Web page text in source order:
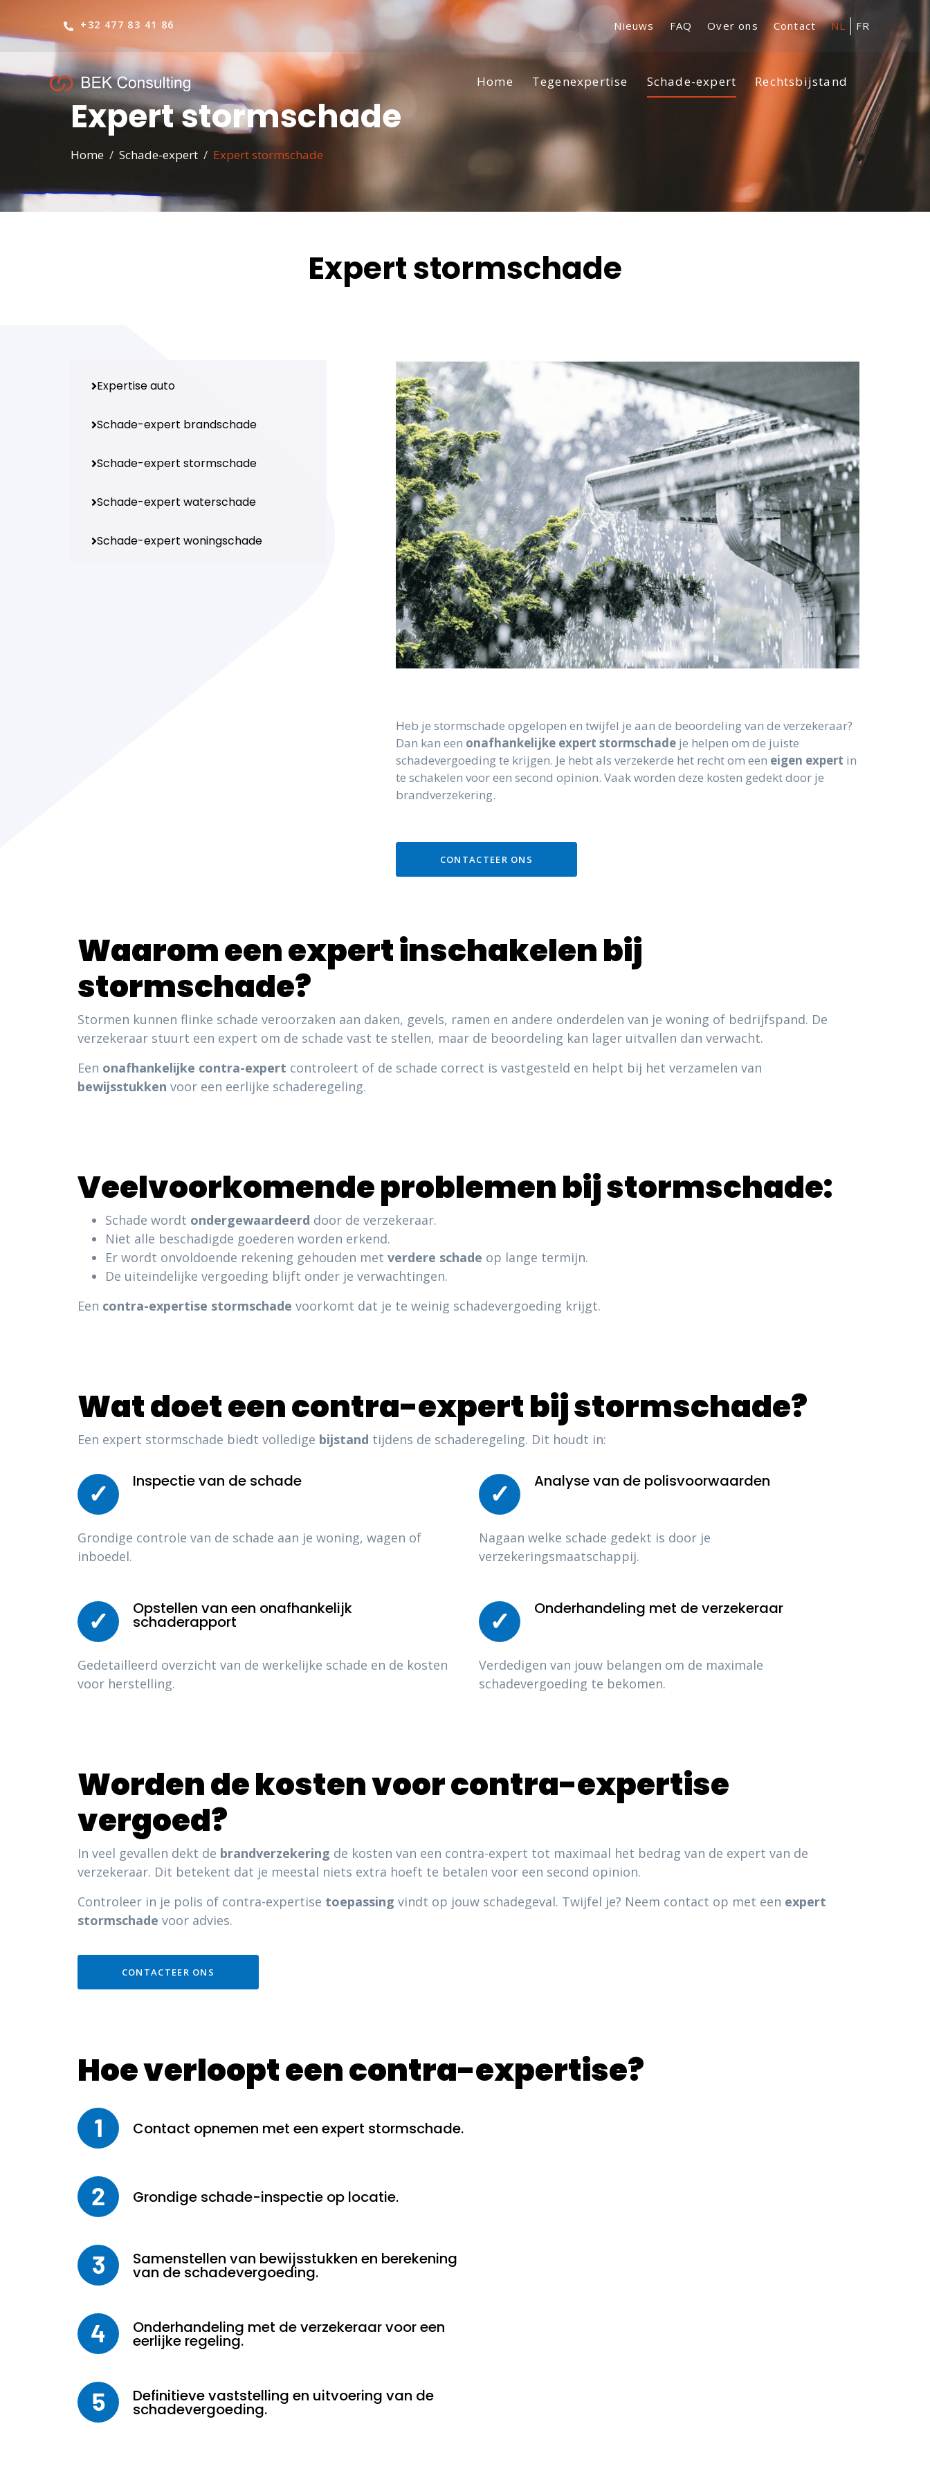
+32 477 83 41 86 Nieuws FAQ Over ons Contact NL FR
Home Tegenexpertise Schade-expert Rechtsbijstand
Expert stormschade
Home Schade-expert Expert stormschade
Expert stormschade
Expertise auto
Schade-expert brandschade
Schade-expert stormschade
Schade-expert waterschade
Schade-expert woningschade
Heb je stormschade opgelopen en twijfel je aan de beoordeling van de verzekeraar?
Dan kan een onafhankelijke expert stormschadeje helpen om de juiste
schadevergoeding te krijgen. Je hebt als verzekerde het recht om een eigen expert in
te schakelen voor een second opinion. Vaak worden deze kosten gedekt door je
brandverzekering.
CONTACTEER ONS
Waarom een expert inschakelen bij
stormschade?
Stormen kunnen flinke schade veroorzaken aan daken, gevels, ramen en andere onderdelen van je woning of bedrijfspand. De
verzekeraar stuurt een expert om de schade vast te stellen, maar de beoordeling kan lager uitvallen dan verwacht.
Een onafhankelijke contra-expert controleert of de schade correct is vastgesteld en helpt bij het verzamelen van
bewijsstukken voor een eerlijke schaderegeling.
Veelvoorkomende problemen bij stormschade:
Schade wordt ondergewaardeerd door de verzekeraar.
Niet alle beschadigde goederen worden erkend.
Er wordt onvoldoende rekening gehouden met verdere schade op lange termijn.
De uiteindelijke vergoeding blijft onder je verwachtingen.
Een contra-expertise stormschade voorkomt dat je te weinig schadevergoeding krijgt.
Wat doet een contra-expert bij stormschade?
Een expert stormschade biedt volledige bijstand tijdens de schaderegeling. Dit houdt in:
✓ Inspectie van de schade
Grondige controle van de schade aan je woning, wagen of
inboedel.
✓ Analyse van de polisvoorwaarden
Nagaan welke schade gedekt is door je
verzekeringsmaatschappij.
✓ Opstellen van een onafhankelijk
schaderapport
Gedetailleerd overzicht van de werkelijke schade en de kosten
voor herstelling.
✓ Onderhandeling met de verzekeraar
Verdedigen van jouw belangen om de maximale
schadevergoeding te bekomen.
Worden de kosten voor contra-expertise
vergoed?
In veel gevallen dekt de brandverzekering de kosten van een contra-expert tot maximaal het bedrag van de expert van de
verzekeraar. Dit betekent dat je meestal niets extra hoeft te betalen voor een second opinion.
Controleer in je polis of contra-expertise toepassing vindt op jouw schadegeval. Twijfel je? Neem contact op met een expert
stormschade voor advies.
CONTACTEER ONS
Hoe verloopt een contra-expertise?
1 Contact opnemen met een expert stormschade.
2 Grondige schade-inspectie op locatie.
3 Samenstellen van bewijsstukken en berekening
van de schadevergoeding.
4 Onderhandeling met de verzekeraar voor een
eerlijke regeling.
5 Definitieve vaststelling en uitvoering van de
schadevergoeding.